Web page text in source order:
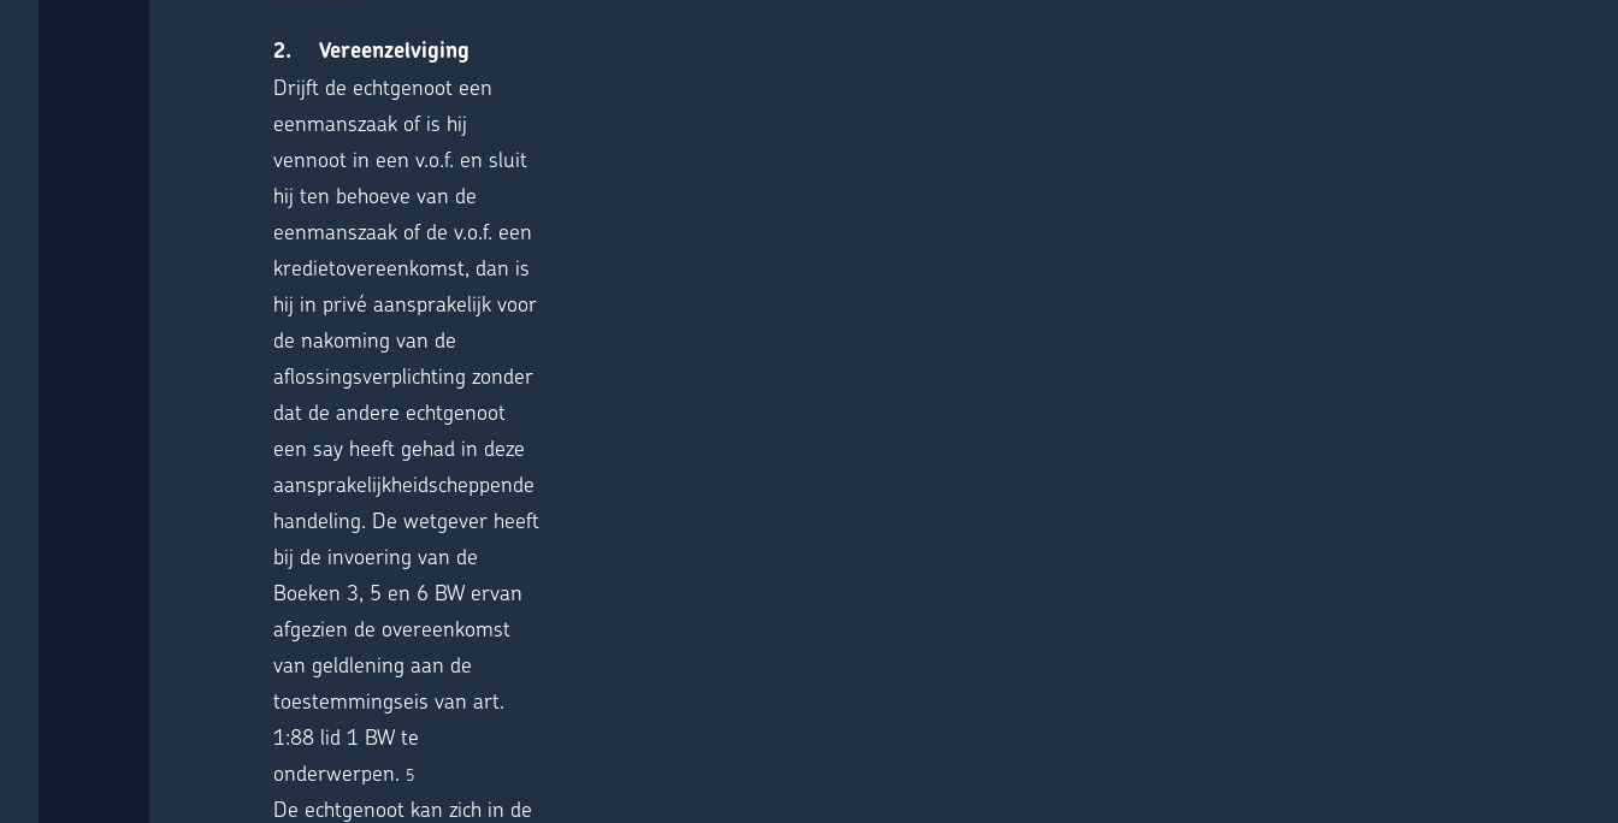
2. Vereenzelviging
Drijft de echtgenoot een
eenmanszaak of is hij
vennoot in een v.o.f. en sluit
hij ten behoeve van de
eenmanszaak of de v.o.f. een
kredietovereenkomst, dan is
hij in privé aansprakelijk voor
de nakoming van de
aflossingsverplichting zonder
dat de andere echtgenoot
een say heeft gehad in deze
aansprakelijkheidscheppende
handeling. De wetgever heeft
bij de invoering van de
Boeken 3, 5 en 6 BW ervan
afgezien de overeenkomst
van geldlening aan de
toestemmingseis van art.
1:88 lid 1 BW te
onderwerpen. 5
De echtgenoot kan zich in de